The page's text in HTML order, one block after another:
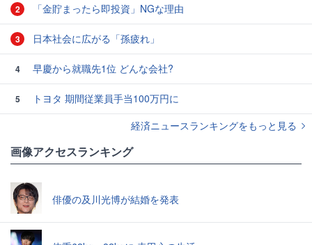
2 「金貯まったら即投資」NGな理由
3 日本社会に広がる「孫疲れ」
4 早慶から就職先1位 どんな会社?
5
トヨタ 期間従業員手当100万円に
経済ニュースランキングをもっと見る
画像アクセスランキング
俳優の及川光博が結婚を発表